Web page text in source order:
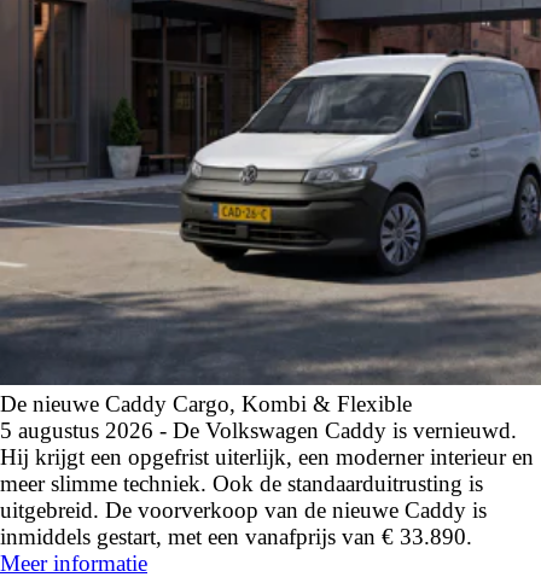
De nieuwe Caddy Cargo, Kombi & Flexible
5 augustus 2026 - De Volkswagen Caddy is vernieuwd.
Hij krijgt een opgefrist uiterlijk, een moderner interieur en
meer slimme techniek. Ook de standaarduitrusting is
uitgebreid. De voorverkoop van de nieuwe Caddy is
inmiddels gestart, met een vanafprijs van € 33.890.
Meer informatie